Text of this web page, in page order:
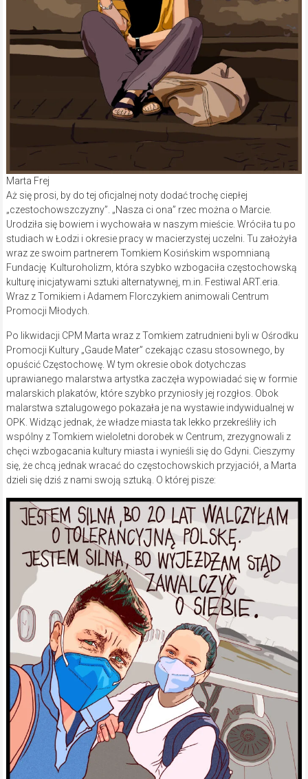
Marta Frej
Aż się prosi, by do tej oficjalnej noty dodać trochę ciepłej
„czestochowszczyzny”. „Nasza ci ona” rzec można o Marcie.
Urodziła się bowiem i wychowała w naszym mieście. Wróciła tu po
studiach w Łodzi i okresie pracy w macierzystej uczelni. Tu założyła
wraz ze swoim partnerem Tomkiem Kosińskim wspomnianą
Fundację Kulturoholizm, która szybko wzbogaciła częstochowską
kulturę inicjatywami sztuki alternatywnej, m.in. Festiwal ART.eria.
Wraz z Tomikiem i Adamem Florczykiem animowali Centrum
Promocji Młodych.
Po likwidacji CPM Marta wraz z Tomkiem zatrudnieni byli w Ośrodku
Promocji Kultury „Gaude Mater” czekając czasu stosownego, by
opuścić Częstochowę. W tym okresie obok dotychczas
uprawianego malarstwa artystka zaczęła wypowiadać się w formie
malarskich plakatów, które szybko przyniosły jej rozgłos. Obok
malarstwa sztalugowego pokazała je na wystawie indywidualnej w
OPK. Widząc jednak, że władze miasta tak lekko przekreśliły ich
wspólny z Tomkiem wieloletni dorobek w Centrum, zrezygnowali z
chęci wzbogacania kultury miasta i wynieśli się do Gdyni. Cieszymy
się, że chcą jednak wracać do częstochowskich przyjaciół, a Marta
dzieli się dziś z nami swoją sztuką. O której pisze: